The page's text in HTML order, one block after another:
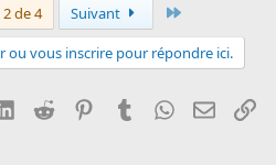
2 de 4 Suivant
ou vous inscrire pour répondre ici.
LinkedInReddit PinterestTumblrWhatsApp
Email